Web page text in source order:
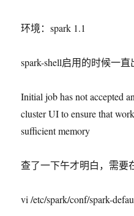
环境：spark 1.1
spark-shell启用的时候一直
Initial job has not accepted
cluster UI to ensure that
sufficient memory
查了一下午才明白，需要
vi /etc/spark/conf/spark-